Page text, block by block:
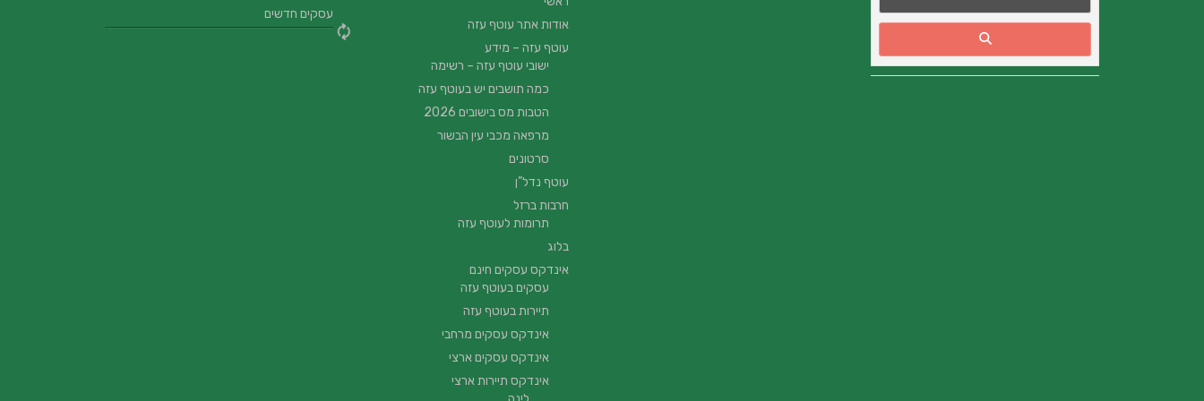
עסקים חדשים
אודות אתר עוטף עזה
עוטף עזה – מידע
ישובי עוטף עזה – רשימה
כמה תושבים יש בעוטף עזה
הטבות מס בישובים 2026
מרפאה מכבי עין הבשור
סרטונים
עוטף נדל”ן
חרבות ברזל
תרומות לעוטף עזה
בלוג
אינדקס עסקים חינם
עסקים בעוטף עזה
תיירות בעוטף עזה
אינדקס עסקים מרחבי
אינדקס עסקים ארצי
אינדקס תיירות ארצי